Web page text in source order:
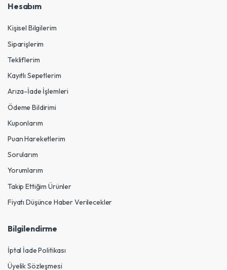
Hesabım
Kişisel Bilgilerim
Siparişlerim
Tekliflerim
Kayıtlı Sepetlerim
Arıza-İade İşlemleri
Ödeme Bildirimi
Kuponlarım
Puan Hareketlerim
Sorularım
Yorumlarım
Takip Ettiğim Ürünler
Fiyatı Düşünce Haber Verilecekler
Bilgilendirme
İptal İade Politikası
Üyelik Sözleşmesi